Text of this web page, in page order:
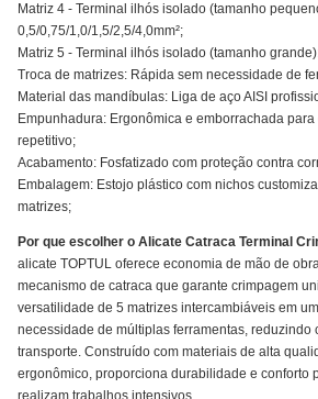
Matriz 4 - Terminal ilhós isolado (tamanho
0,5/0,75/1,0/1,5/2,5/4,0mm²;
Matriz 5 - Terminal ilhós isolado (tamanho
Troca de matrizes: Rápida sem necessidade de
Material das mandíbulas: Liga de aço AISI
Empunhadura: Ergonômica e emborrachada
repetitivo;
Acabamento: Fosfatizado com proteção contra
Embalagem: Estojo plástico com nichos
matrizes;
Por que escolher o Alicate Catraca Terminal
alicate TOPTUL oferece economia de mão de
mecanismo de catraca que garante crimpagem
versatilidade de 5 matrizes intercambiáveis em
necessidade de múltiplas ferramentas, reduzindo
transporte. Construído com materiais de alta
ergonômico, proporciona durabilidade e conforto
realizam trabalhos intensivos.